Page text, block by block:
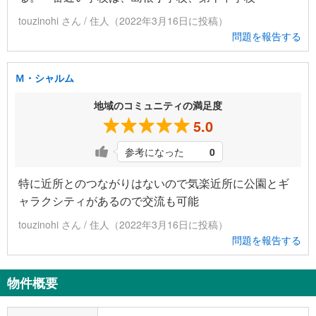
touzinohi さん / 住人（2022年3月16日に投稿）
問題を報告する
Ｍ・シャルム
地域のコミュニティの満足度
5.0
参考になった 0
特に近所とのつながりはないので気楽近所に公園とギ
ャラクシティがあるので交流も可能
touzinohi さん / 住人（2022年3月16日に投稿）
問題を報告する
物件概要